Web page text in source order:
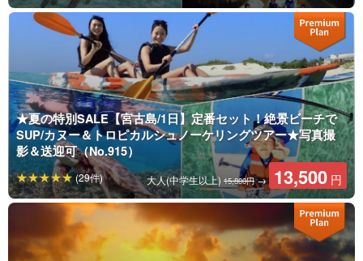
★夏の特別SALE【宮古島/1日】定番セット！絶景ビーチで
SUP/カヌー＆トロピカルシュノーケリングツアー★写真撮
影＆送迎可（No.915）
大人(中学生以上) 15,800円→ 13,500 円
(29件)